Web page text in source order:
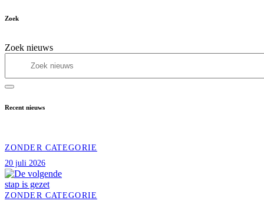
Zoek
Zoek nieuws
Recent nieuws
ZONDER CATEGORIE
20 juli 2026
ZONDER CATEGORIE